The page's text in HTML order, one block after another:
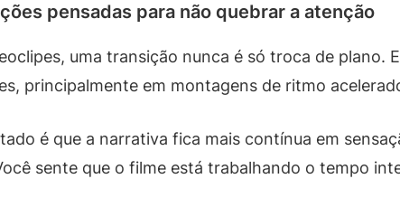
pensadas para não quebrar a atenção
uma transição nunca é só troca de plano.
principalmente em montagens de ritmo
é que a narrativa fica mais contínua em
sente que o filme está trabalhando o tempo